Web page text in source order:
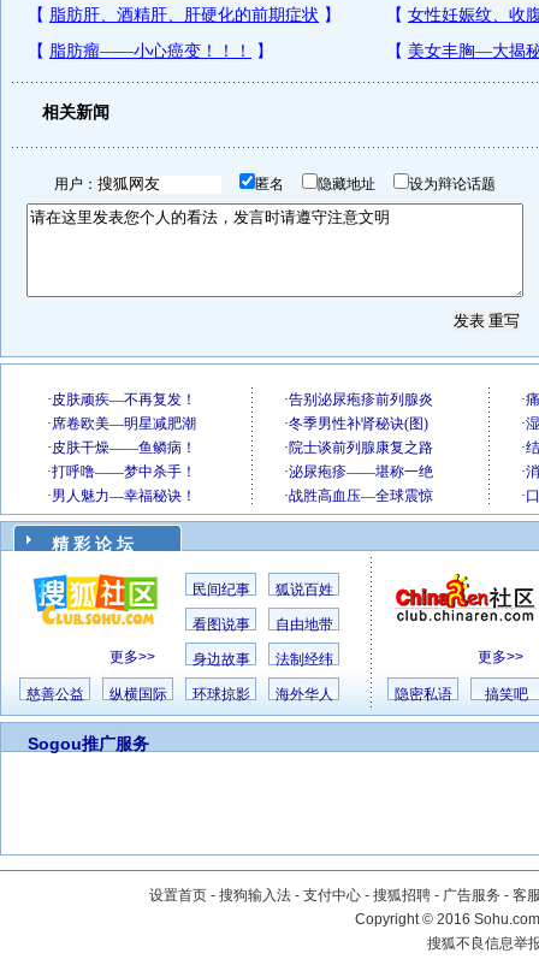
相关新闻
用户： 匿名 隐藏地址 设为辩论话题
精 彩 论 坛
更多>>
民间纪事 狐说百姓
看图说事 自由地带
身边故事 法制经纬
慈善公益 纵横国际 环球掠影 海外华人
更多>>
隐密私语 搞笑吧
Sogou推广服务
设置首页 - 搜狗输入法 - 支付中心 - 搜狐招聘 - 广告服务 - 客
Copyright©2016
搜狐不良信息举